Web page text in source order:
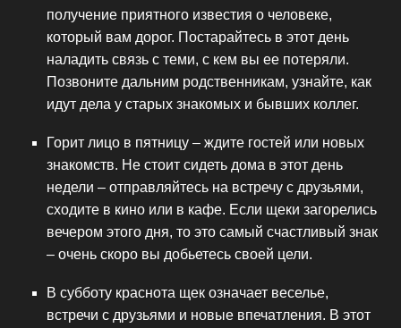
получение приятного известия о человеке,
который вам дорог. Постарайтесь в этот день
наладить связь с теми, с кем вы ее потеряли.
Позвоните дальним родственникам, узнайте, как
идут дела у старых знакомых и бывших коллег.
Горит лицо в пятницу – ждите гостей или новых
знакомств. Не стоит сидеть дома в этот день
недели – отправляйтесь на встречу с друзьями,
сходите в кино или в кафе. Если щеки загорелись
вечером этого дня, то это самый счастливый знак
– очень скоро вы добьетесь своей цели.
В субботу краснота щек означает веселье,
встречи с друзьями и новые впечатления. В этот